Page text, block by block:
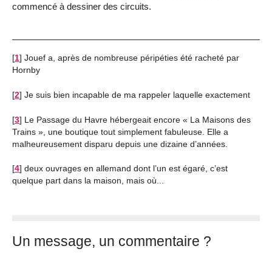
commencé à dessiner des circuits.
[1] Jouef a, après de nombreuse péripéties été racheté par
Hornby
[2] Je suis bien incapable de ma rappeler laquelle exactement
[3] Le Passage du Havre hébergeait encore « La Maisons des
Trains », une boutique tout simplement fabuleuse. Elle a
malheureusement disparu depuis une dizaine d’années.
[4] deux ouvrages en allemand dont l’un est égaré, c’est
quelque part dans la maison, mais où...
Un message, un commentaire ?